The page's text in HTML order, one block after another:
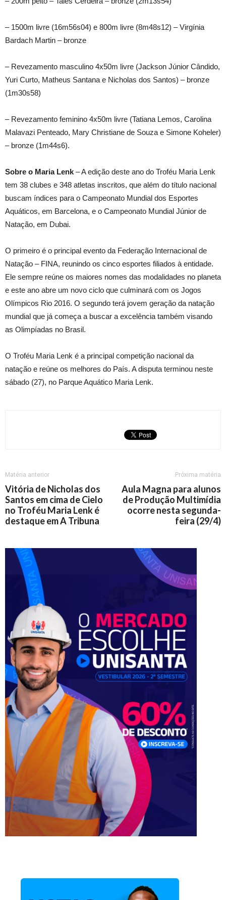
– 1500m livre (16m56s04) e 800m livre (8m48s12) – Virgínia
Bardach Martin – bronze
– Revezamento masculino 4x50m livre (Jackson Júnior Cândido,
Yuri Curto, Matheus Santana e Nicholas dos Santos) – bronze
(1m30s58)
– Revezamento feminino 4x50m livre (Tatiana Lemos, Carolina
Malavazi Penteado, Mary Christiane de Souza e Simone Koheler)
– bronze (1m44s6).
Sobre o Maria Lenk – A edição deste ano do Troféu Maria Lenk
tem 38 clubes e 348 atletas inscritos, que além do título nacional
buscam índices para o Campeonato Mundial dos Esportes
Aquáticos, em Barcelona, e o Campeonato Mundial Júnior de
Natação, em Dubai.
O primeiro é o principal evento da Federação Internacional de
Natação – FINA, reunindo os cinco esportes filiados à entidade.
Ele sempre reúne os maiores nomes das modalidades no planeta
e este ano abre um novo ciclo que culminará com os Jogos
Olímpicos Rio 2016. O segundo terá jovem geração da natação
mundial que já começa a buscar a excelência também visando
as Olimpíadas no Brasil.
O Troféu Maria Lenk é a principal competição nacional da
natação e reúne os melhores do País. A disputa terminou neste
sábado (27), no Parque Aquático Maria Lenk.
Matéria anterior
Vitória de Nicholas dos
Santos em cima de Cielo
no Troféu Maria Lenk é
destaque em A Tribuna
Próxima matéria
Aula Magna para alunos
de Produção Multimídia
ocorre nesta segunda-
feira (29/4)